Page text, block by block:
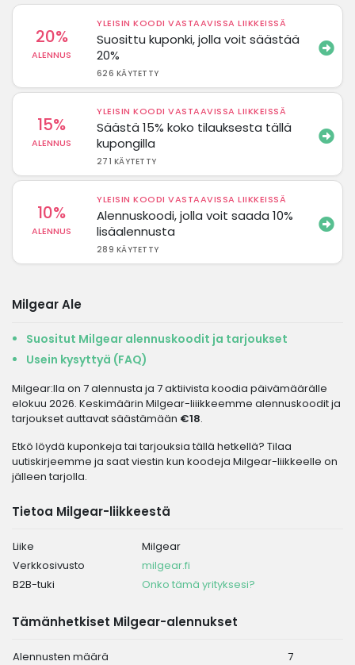
20%
ALENNUS
YLEISIN KOODI VASTAAVISSA LIIKKEISSÄ
Suosittu kuponki, jolla voit säästää
20%
626 KÄYTETTY
15%
ALENNUS
YLEISIN KOODI VASTAAVISSA LIIKKEISSÄ
Säästä 15% koko tilauksesta tällä
kupongilla
271 KÄYTETTY
10%
ALENNUS
YLEISIN KOODI VASTAAVISSA LIIKKEISSÄ
Alennuskoodi, jolla voit saada 10%
lisäalennusta
289 KÄYTETTY
Milgear Ale
Suositut Milgear alennuskoodit ja tarjoukset
Usein kysyttyä (FAQ)
Milgear:lla on 7 alennusta ja 7 aktiivista koodia päivämäärälle
elokuu 2026. Keskimäärin Milgear-liiikkeemme alennuskoodit ja
tarjoukset auttavat säästämään €18.
Etkö löydä kuponkeja tai tarjouksia tällä hetkellä? Tilaa
uutiskirjeemme ja saat viestin kun koodeja Milgear-liikkeelle on
jälleen tarjolla.
Tietoa Milgear-liikkeestä
Liike
Milgear
Verkkosivusto
milgear.fi
B2B-tuki
Onko tämä yrityksesi?
Tämänhetkiset Milgear-alennukset
Alennusten määrä
7